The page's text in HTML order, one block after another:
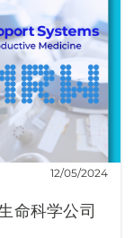
12/05/2024
科学公司